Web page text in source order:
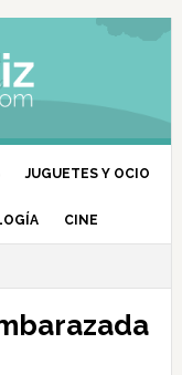
JUGUETES Y OCIO
CINE